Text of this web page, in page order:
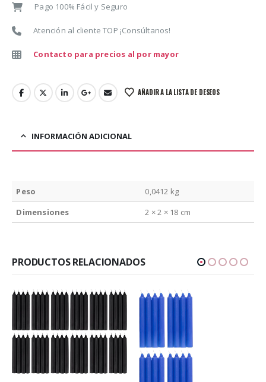
Pago 100% Fácil y Seguro
Atención al cliente TOP ¡Consúltanos!
Contacto para precios al por mayor
AÑADIR A LA LISTA DE DESEOS
INFORMACIÓN ADICIONAL
Peso
0,0412 kg
Dimensiones
2 × 2 × 18 cm
PRODUCTOS RELACIONADOS